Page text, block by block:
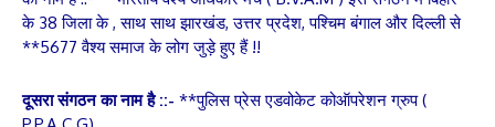
के 38 जिला के , साथ साथ झारखंड, उत्तर प्रदेश, पश्चिम बंगाल और दिल्ली से
**5677 वैश्य समाज के लोग जुड़े हुए हैं !!
दूसरा संगठन का नाम है ::- **पुलिस प्रेस एडवोकेट कोऑपरेशन ग्रुप (